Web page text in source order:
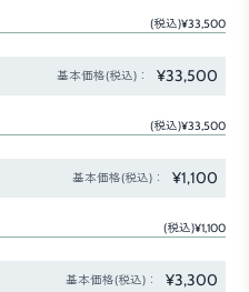
(税込)¥33,500
基本価格(税込)： ¥33,500
(税込)¥33,500
基本価格(税込)： ¥1,100
(税込)¥1,100
基本価格(税込)： ¥3,300